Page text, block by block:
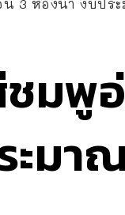
3 ห้องน้ำ งบประ
มพู
มาณ